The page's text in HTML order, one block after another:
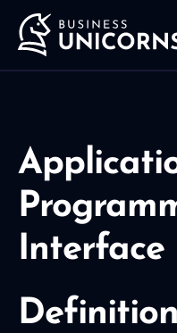
Interface
Definition